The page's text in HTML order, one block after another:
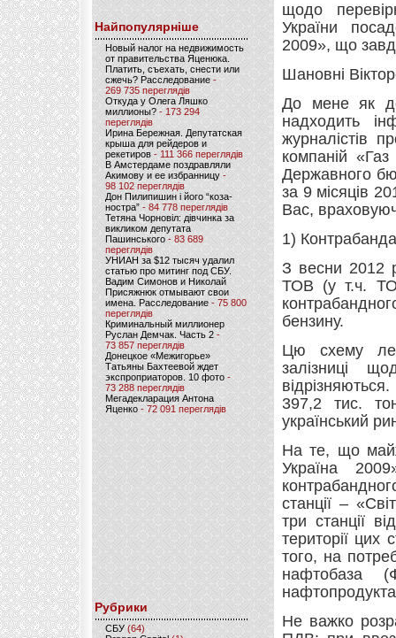
Найпопулярніше
Новый налог на недвижимость
от правительства Яценюка.
Платить, съехать, снести или
сжечь? Расследование-
269 735 переглядів
Откуда у Олега Ляшко
миллионы? - 173 294
переглядів
Ирина Бережная. Депутатская
крыша для рейдеров и
рекетиров - 111 366 переглядів
В Амстердаме поздравляли
Акимову и ее избранницу -
98 102 переглядів
Дон Пилипишин і його “коза-
ностра” - 84 778 переглядів
Тетяна Чорновіл: дівчинка за
викликом депутата
Пашинського- 83 689
переглядів
УНИАН за $12 тысяч удалил
статью про митинг под СБУ.
Вадим Симонов и Николай
Присяжнюк отмывают свои
имена. Расследование - 75 800
переглядів
Криминальный миллионер
Руслан Демчак. Часть 2-
73 857 переглядів
Донецкое «Межигорье»
Татьяны Бахтеевой ждет
экспроприаторов. 10 фото -
73 288 переглядів
Мегадекларация Антона
Яценко - 72 091 переглядів
Рубрики
CБУ (64)
щодо
України
2009», що
Шановні
До мене як до
надходить
журналістів
компаній
Державного
за 9 місяців
Вас,
1)
З весни 2012
ТОВ (у т.ч.
бензину.
Цю схему
залізниці
397,2 тис.
український
На те, що
Україна
станції –
три станції
території цих
того, на
нафтобаза
Не важко